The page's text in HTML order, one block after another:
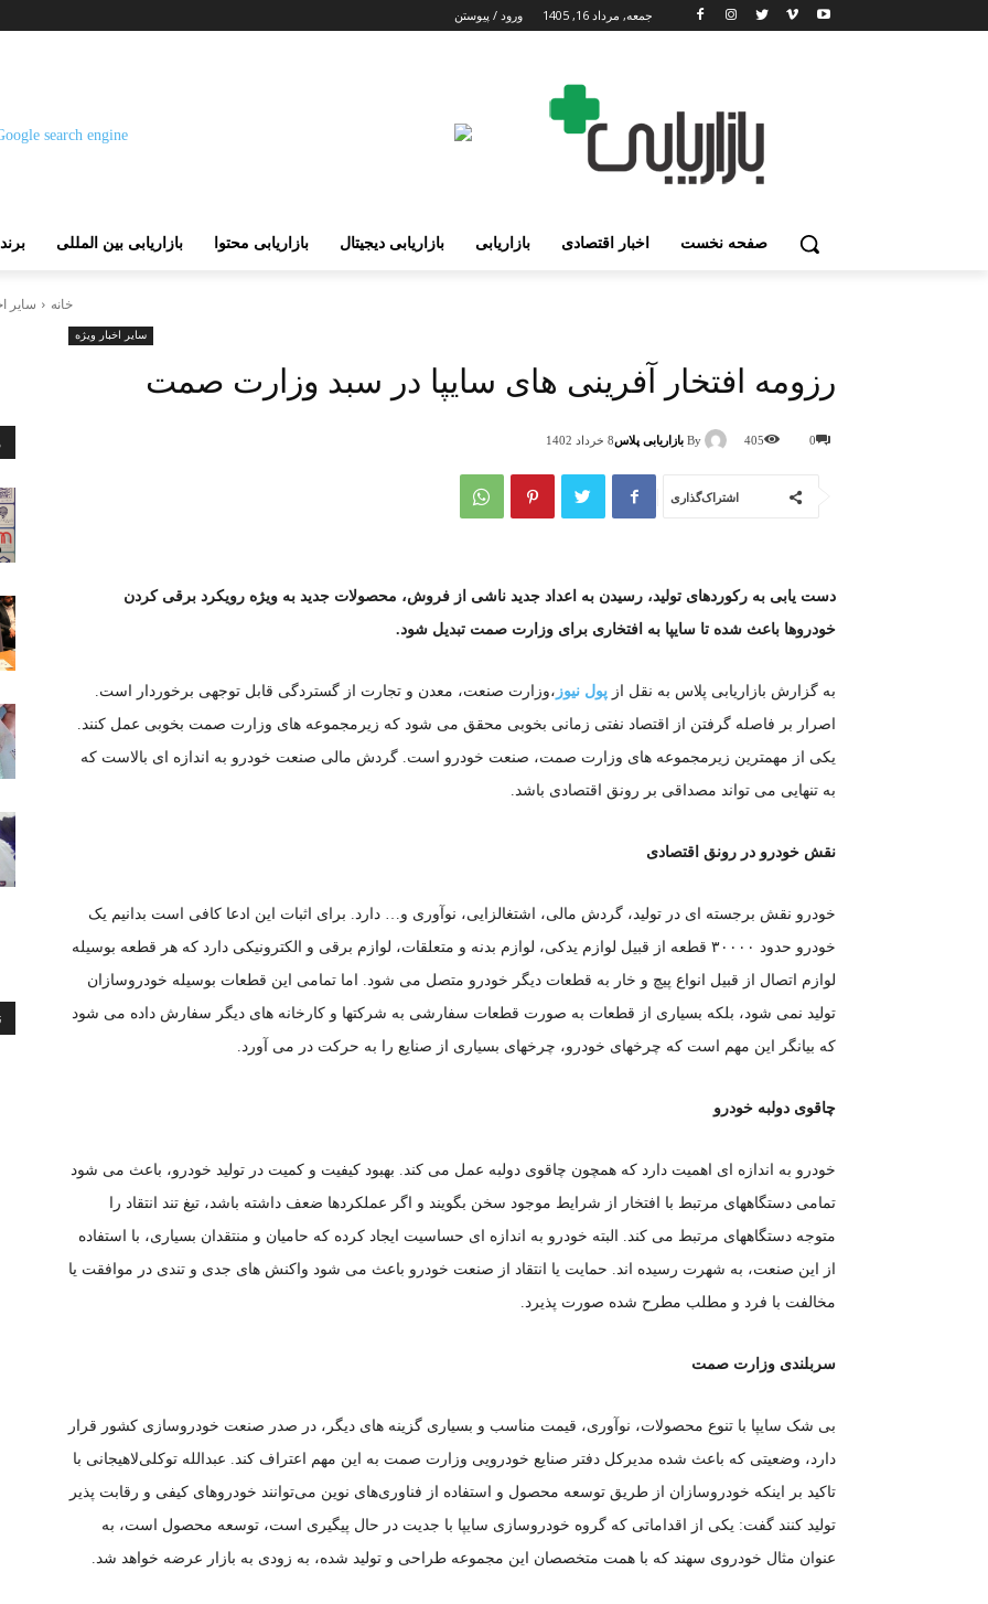
جمعه, مرداد 16, 1405 ورود / پیوستن
صفحه نخست اخبار اقتصادی بازاریابی بازاریابی دیجیتال بازاریابی محتوا بازاریابی بین المللی
خانه سایر
سایر اخبار ویژه
رزومه افتخار آفرینی های سایپا در سبد وزارت صمت
By بازاریابی پلاس8 خرداد 1402 0
405
اشتراک‌گذاری
دست یابی به رکوردهای تولید، رسیدن به اعداد جدید ناشی از فروش، محصولات جدید به ویژه رویکرد برقی کردن
خودروها باعث شده تا سایپا به افتخاری برای وزارت صمت تبدیل شود.
به گزارش بازاریابی پلاس به نقل از پول نیوز ،وزارت صنعت، معدن و تجارت از گستردگی قابل توجهی برخوردار است.
اصرار بر فاصله گرفتن از اقتصاد نفتی زمانی بخوبی محقق می شود که زیرمجموعه های وزارت صمت بخوبی عمل کنند.
یکی از مهمترین زیرمجموعه های وزارت صمت، صنعت خودرو است. گردش مالی صنعت خودرو به اندازه ای بالاست که
به تنهایی می تواند مصداقی بر رونق اقتصادی باشد.
نقش خودرو در رونق اقتصادی
خودرو نقش برجسته ای در تولید، گردش مالی، اشتغالزایی، نوآوری و… دارد. برای اثبات این ادعا کافی است بدانیم یک
خودرو حدود ۳۰۰۰۰ قطعه از قبیل لوازم یدکی، لوازم بدنه و متعلقات، لوازم برقی و الکترونیکی دارد که هر قطعه بوسیله
لوازم اتصال از قبیل انواع پیچ و خار به قطعات دیگر خودرو متصل می شود. اما تمامی این قطعات بوسیله خودروسازان
تولید نمی شود، بلکه بسیاری از قطعات به صورت قطعات سفارشی به شرکتها و کارخانه های دیگر سفارش داده می شود
که بیانگر این مهم است که چرخهای خودرو، چرخهای بسیاری از صنایع را به حرکت در می آورد.
چاقوی دولبه خودرو
خودرو به اندازه ای اهمیت دارد که همچون چاقوی دولبه عمل می کند. بهبود کیفیت و کمیت در تولید خودرو، باعث می شود
تمامی دستگاههای مرتبط با افتخار از شرایط موجود سخن بگویند و اگر عملکردها ضعف داشته باشد، تیغ تند انتقاد را
متوجه دستگاههای مرتبط می کند. البته خودرو به اندازه ای حساسیت ایجاد کرده که حامیان و منتقدان بسیاری، با استفاده
از این صنعت، به شهرت رسیده اند. حمایت یا انتقاد از صنعت خودرو باعث می شود واکنش های جدی و تندی در موافقت یا
مخالفت با فرد و مطلب مطرح شده صورت پذیرد.
سربلندی وزارت صمت
بی شک سایپا با تنوع محصولات، نوآوری، قیمت مناسب و بسیاری گزینه های دیگر، در صدر صنعت خودروسازی کشور قرار
دارد، وضعیتی که باعث شده مدیرکل دفتر صنایع خودرویی وزارت صمت به این مهم اعتراف کند. عبدالله توکلی‌لاهیجانی با
تاکید بر اینکه خودروسازان از طریق توسعه محصول و استفاده از فناوری‌های نوین می‌توانند خودروهای کیفی و رقابت پذیر
تولید کنند گفت: یکی از اقداماتی که گروه خودروسازی سایپا با جدیت در حال پیگیری است، توسعه محصول است، به
عنوان مثال خودروی سهند که با همت متخصصان این مجموعه طراحی و تولید شده، به زودی به بازار عرضه خواهد شد.